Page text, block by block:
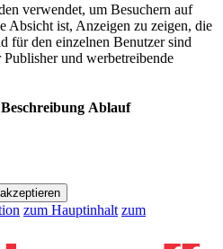
verwendet, um Besuchern auf
Absicht ist, Anzeigen zu zeigen, die
für den einzelnen Benutzer sind
und werbetreibende
Beschreibung Ablauf
zum Hauptinhalt zum